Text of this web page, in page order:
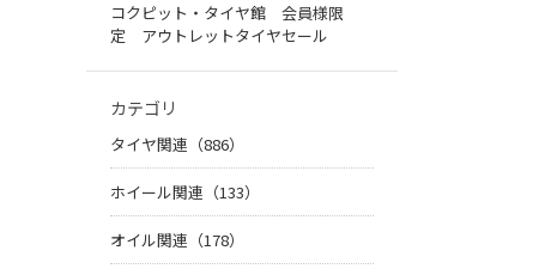
コクピット・タイヤ館 会員様限
定 アウトレットタイヤセール
カテゴリ
タイヤ関連（886）
ホイール関連（133）
オイル関連（178）